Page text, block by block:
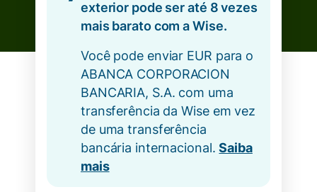
exterior pode ser até 8 vezes
mais barato com a Wise.
Você pode enviar EUR para o
ABANCA CORPORACION
BANCARIA, S.A. com uma
transferência da Wise em vez
de uma transferência
bancária internacional.Saiba
mais